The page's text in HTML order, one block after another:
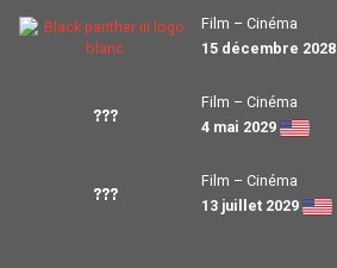
Film – Cinéma
15 décembre 2028
???
Film – Cinéma
4 mai 2029
???
Film – Cinéma
13 juillet 2029